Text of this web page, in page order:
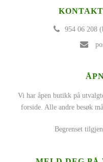
954 06 208
Vi har åpen butikk på
forside. Alle andre besøk
Begrenset